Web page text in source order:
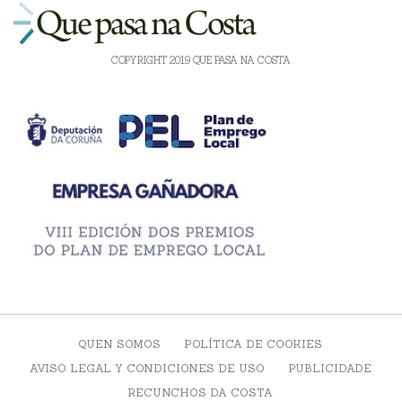
COPYRIGHT 2019 QUE PASA NA COSTA
QUEN SOMOS
POLÍTICA DE COOKIES
AVISO LEGAL Y CONDICIONES DE USO
PUBLICIDADE
RECUNCHOS DA COSTA